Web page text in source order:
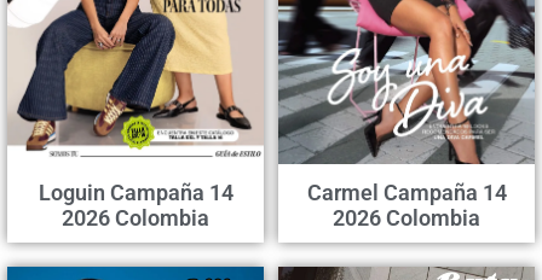
Loguin Campaña 14
2026 Colombia
Carmel Campaña 14
2026 Colombia